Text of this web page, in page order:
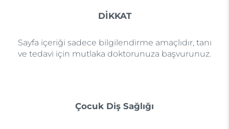
DİKKAT
Sayfa içeriği sadece bilgilendirme amaçlıdır, tanı
ve tedavi için mutlaka doktorunuza başvurunuz.
Çocuk Diş Sağlığı